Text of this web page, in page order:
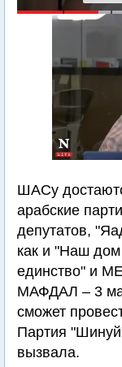
ШАСу
арабские
депутатов,
как и "Наш
единство" и
МАФДАЛ – 3
сможет
Партия
вызвала.